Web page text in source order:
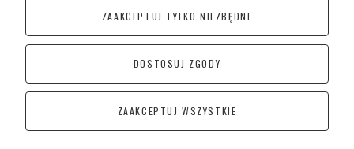
Telefon kontaktowy –+48 697 733 970
Poniedziałek-Piątek: 09:00 - 19:00,
Sobota: 09:00-15:00
CoraSchody – Schody | Poręcze i Balustrady
Kościan
Śremska 1, 64-010 Jerka
ZAAKCEPTUJ TYLKO NIEZBĘDNE
DOSTOSUJ ZGODY
ZAAKCEPTUJ WSZYSTKIE